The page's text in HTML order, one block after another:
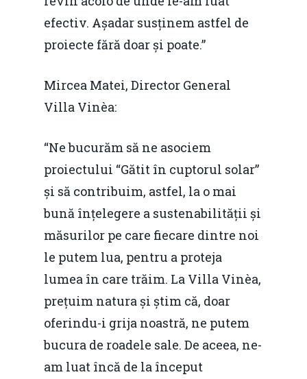
efectiv. Așadar susținem astfel de
proiecte fără doar și poate.”
Mircea Matei, Director General
Villa Vinèa:
“Ne bucurăm să ne asociem
proiectului “Gătit în cuptorul solar”
și să contribuim, astfel, la o mai
bună înțelegere a sustenabilității și
măsurilor pe care fiecare dintre noi
le putem lua, pentru a proteja
lumea în care trăim. La Villa Vinèa,
prețuim natura și știm că, doar
oferindu-i grija noastră, ne putem
bucura de roadele sale. De aceea, ne-
am luat încă de la început